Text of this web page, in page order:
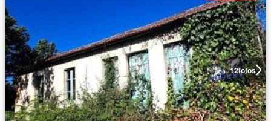
12fotos